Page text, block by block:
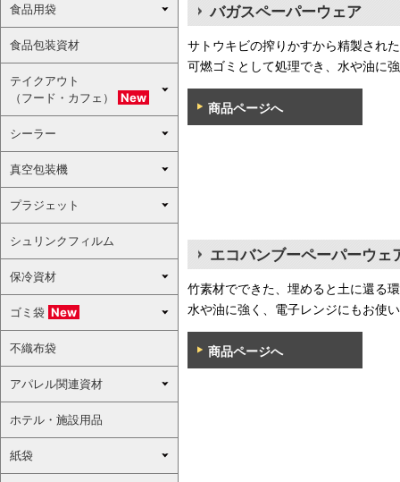
バガスペーパーウェア
サトウキビの搾りかすから精製され
可燃ゴミとして処理でき、水や油に
商品ページへ
エコバンブーペーパーウェ
竹素材でできた、埋めると土に還る
水や油に強く、電子レンジにもお使
商品ページへ
食品用袋
食品包装資材
テイクアウト
（フード・カフェ）
New
シーラー
真空包装機
プラジェット
シュリンクフィルム
保冷資材
ゴミ袋 New
不織布袋
アパレル関連資材
ホテル・施設用品
紙袋